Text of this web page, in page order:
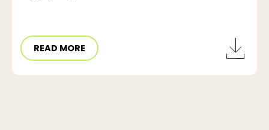
READ MORE